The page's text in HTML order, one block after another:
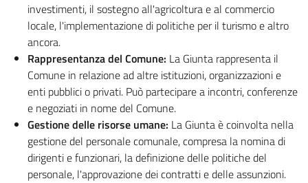
investimenti, il sostegno all'agricoltura e al commercio
locale, l'implementazione di politiche per il turismo e altro
ancora.
Rappresentanza del Comune: La Giunta rappresenta il
Comune in relazione ad altre istituzioni, organizzazioni e
enti pubblici o privati. Può partecipare a incontri, conferenze
e negoziati in nome del Comune.
Gestione delle risorse umane: La Giunta è coinvolta nella
gestione del personale comunale, compresa la nomina di
dirigenti e funzionari, la definizione delle politiche del
personale, l'approvazione dei contratti e delle assunzioni.